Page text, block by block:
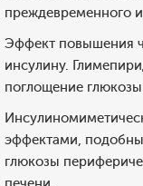
преждевременного
Эффект повышения
инсулину.
поглощение
эффектами,
глюкозы